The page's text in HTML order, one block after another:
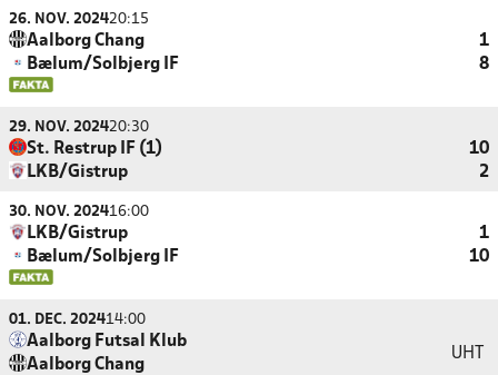
26. NOV. 202420:15
Aalborg Chang
1
Bælum/Solbjerg IF
8
29. NOV. 202420:30
St. Restrup IF (1)
10
LKB/Gistrup
2
30. NOV. 202416:00
LKB/Gistrup
1
Bælum/Solbjerg IF
10
01. DEC. 202414:00
Aalborg Futsal Klub
Aalborg Chang
UHT